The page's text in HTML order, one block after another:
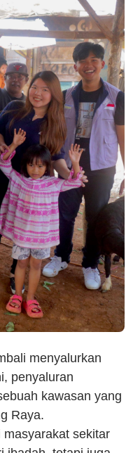
menyalurkan
penyaluran
kawasan yang
Raya.
sekitar